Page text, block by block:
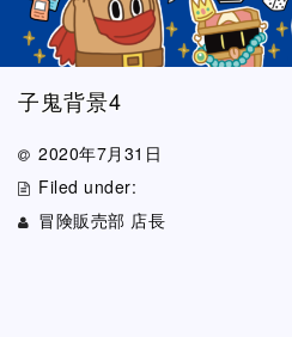
子鬼背景4
2020年7月31日
Filed under:
冒険販売部 店長